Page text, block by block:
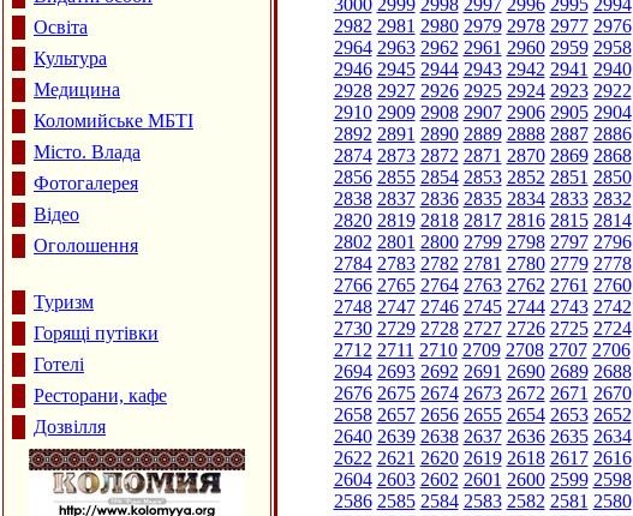
Освіта
Культура
Медицина
Коломийське МБТІ
Місто. Влада
Фотогалерея
Відео
Оголошення
Туризм
Горящі путівки
Готелі
Ресторани, кафе
Дозвілля
3000 2999 2998 2997 2996 2995 2994
2982 2981 2980 2979 2978 2977 2976
2964 2963 2962 2961 2960 2959 2958
2946 2945 2944 2943 2942 2941 2940
2928 2927 2926 2925 2924 2923 2922
2910 2909 2908 2907 2906 2905 2904
2892 2891 2890 2889 2888 2887 2886
2874 2873 2872 2871 2870 2869 2868
2856 2855 2854 2853 2852 2851 2850
2838 2837 2836 2835 2834 2833 2832
2820 2819 2818 2817 2816 2815 2814
2802 2801 2800 2799 2798 2797 2796
2784 2783 2782 2781 2780 2779 2778
2766 2765 2764 2763 2762 2761 2760
2748 2747 2746 2745 2744 2743 2742
2730 2729 2728 2727 2726 2725 2724
2712 2711 2710 2709 2708 2707 2706
2694 2693 2692 2691 2690 2689 2688
2676 2675 2674 2673 2672 2671 2670
2658 2657 2656 2655 2654 2653 2652
2640 2639 2638 2637 2636 2635 2634
2622 2621 2620 2619 2618 2617 2616
2604 2603 2602 2601 2600 2599 2598
2586 2585 2584 2583 2582 2581 2580